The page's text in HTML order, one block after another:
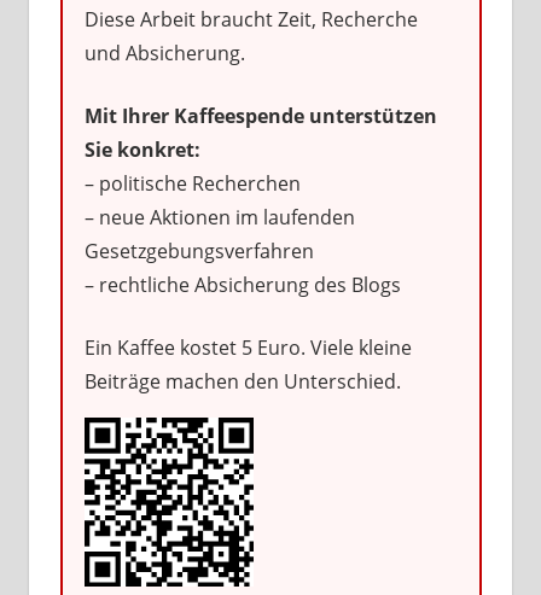
Diese Arbeit braucht Zeit, Recherche
und Absicherung.
Mit Ihrer Kaffeespende unterstützen
Sie konkret:
– politische Recherchen
– neue Aktionen im laufenden
Gesetzgebungsverfahren
– rechtliche Absicherung des Blogs
Ein Kaffee kostet 5 Euro. Viele kleine
Beiträge machen den Unterschied.